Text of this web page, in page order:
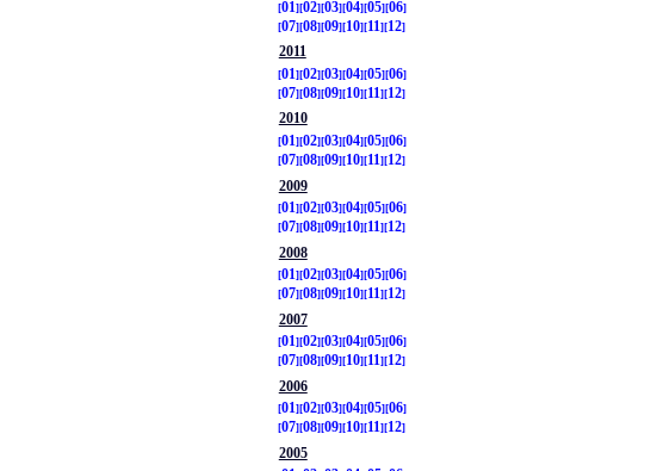
01
02 03 04 05 06
07 08 09 10 11
12
2011
01
02 03 04 05 06
07 08 09 10 11
12
2010
01
02 03 04 05 06
07 08 09 10 11
12
2009
01
02 03 04 05 06
07 08 09 10 11
12
2008
01
02 03 04 05 06
07 08 09 10 11
12
2007
01
02 03 04 05 06
07 08 09 10 11
12
2006
01
02 03 04 05 06
07 08 09 10 11
12
2005